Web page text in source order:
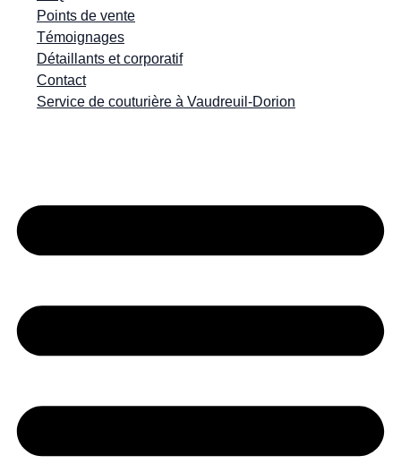
Points de vente
Témoignages
Détaillants et corporatif
Contact
Service de couturière à Vaudreuil-Dorion